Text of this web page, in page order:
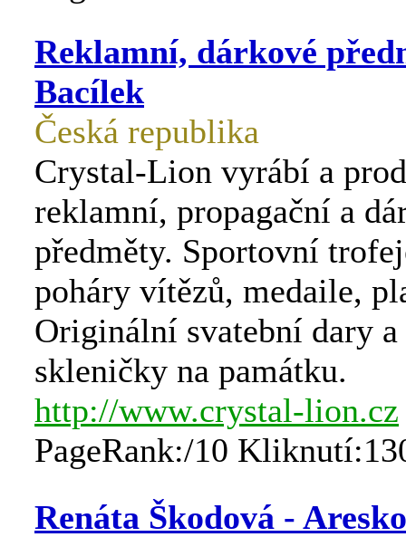
Reklamní, dárkové
Bacílek
Česká republika
Crystal-Lion vyrábí a
reklamní, propagační a
předměty. Sportovní
poháry vítězů, medaile,
Originální svatební dary
skleničky na památku.
http://www.crystal-lion.cz
PageRank:/10
Renáta Škodová - Aresko